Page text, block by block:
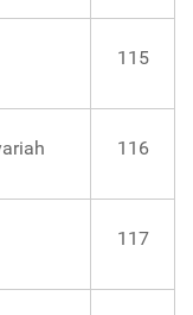
115
116
117